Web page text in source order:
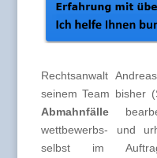
Rechtsanwalt
seinem Team bisher
Abmahnfälle
wettbewerbs- und
selbst im